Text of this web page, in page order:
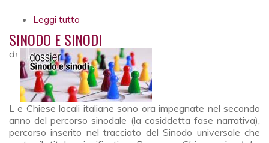
Leggi tutto
SINODO E SINODI
di
L e Chiese locali italiane sono ora impegnate nel secondo
anno del percorso sinodale (la cosiddetta fase narrativa),
percorso inserito nel tracciato del Sinodo universale che